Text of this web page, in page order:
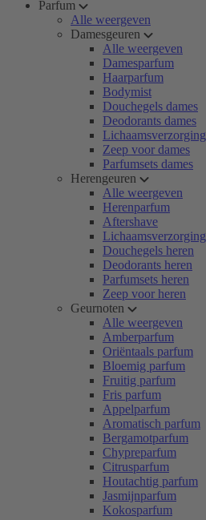
Parfum
Alle weergeven
Damesgeuren
Alle weergeven
Damesparfum
Haarparfum
Bodymist
Douchegels dames
Deodorants dames
Lichaamsverzorging
Zeep voor dames
Parfumsets dames
Herengeuren
Alle weergeven
Herenparfum
Aftershave
Lichaamsverzorging
Douchegels heren
Deodorants heren
Parfumsets heren
Zeep voor heren
Geurnoten
Alle weergeven
Amberparfum
Oriëntaals parfum
Bloemig parfum
Fruitig parfum
Fris parfum
Appelparfum
Aromatisch parfum
Bergamotparfum
Chypreparfum
Citrusparfum
Houtachtig parfum
Jasmijnparfum
Kokosparfum